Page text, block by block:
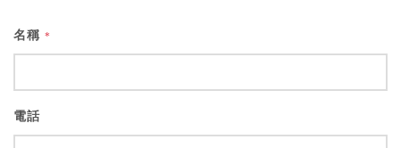
名稱 *
電話